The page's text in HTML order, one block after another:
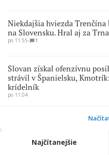
Niekdajšia hviezda
na Slovensku. Hral aj za
po 11:55∙ 1
Slovan získal ofenzívnu
strávil v Španielsku,
krídelník
po 11:04
Najčítanejšie